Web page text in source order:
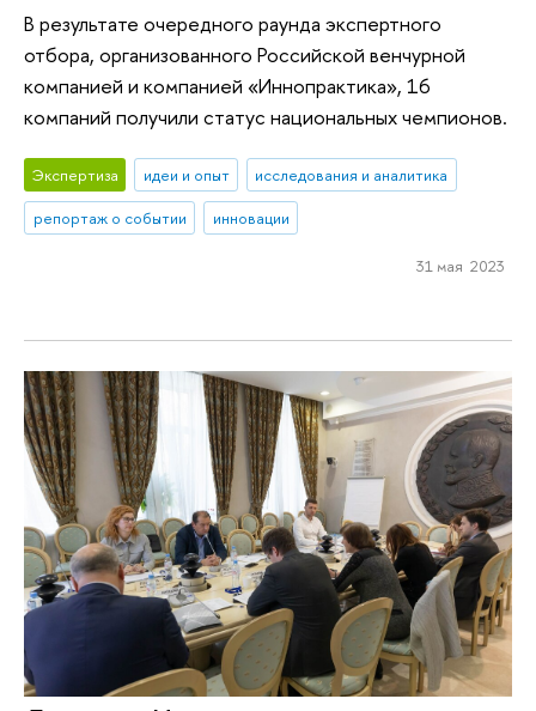
В результате очередного раунда экспертного
отбора, организованного Российской венчурной
компанией и компанией «Иннопрактика», 16
компаний получили статус национальных чемпионов.
Экспертиза идеи и опыт
исследования и аналитика
репортаж о событии
инновации
31 мая 2023